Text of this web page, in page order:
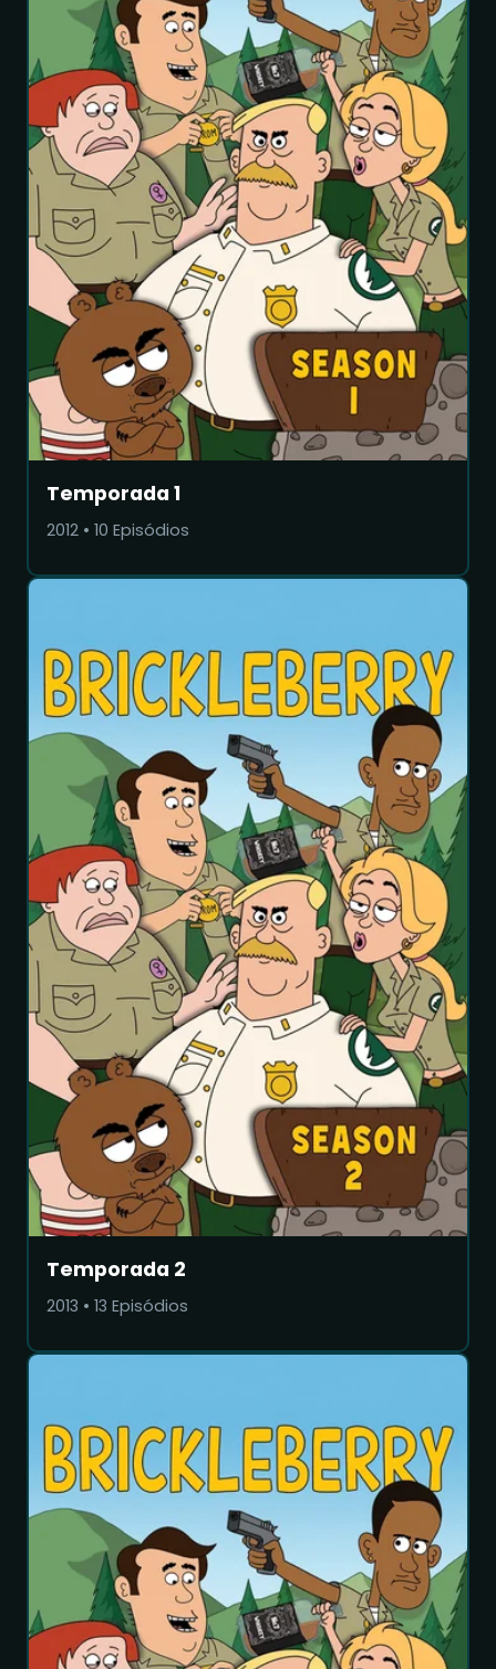
Temporada 1
2012 • 10 Episódios
Temporada 2
2013 • 13 Episódios